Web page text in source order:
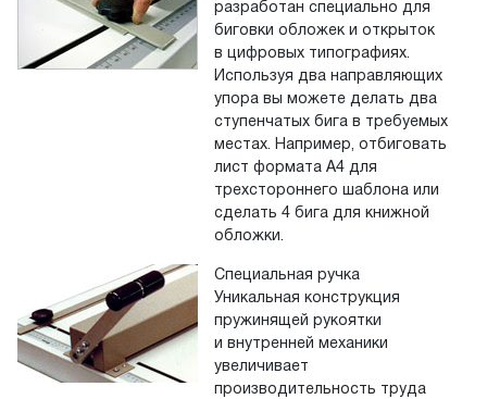
разработан специально для
биговки обложек и открыток
в цифровых типографиях.
Используя два направляющих
упора вы можете делать два
ступенчатых бига в требуемых
местах. Например, отбиговать
лист формата A4 для
трехстороннего шаблона или
сделать 4 бига для книжной
обложки.
Специальная ручка
Уникальная конструкция
пружинящей рукоятки
и внутренней механики
увеличивает
производительность труда